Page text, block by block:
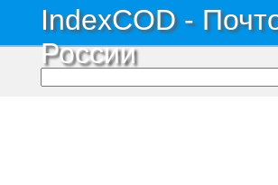
IndexCOD -
России